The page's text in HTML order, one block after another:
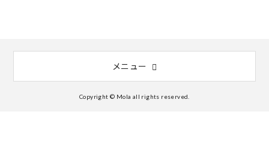
メニュー
Copyright © Mola all rights reserved.